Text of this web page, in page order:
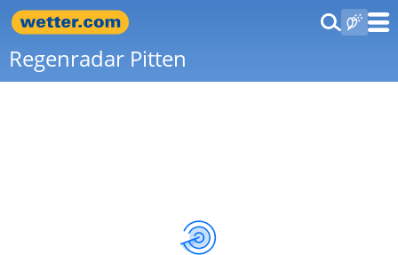
Regenradar Pitten